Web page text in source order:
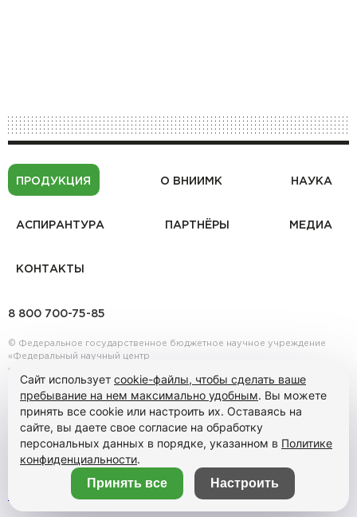
ПРОДУКЦИЯ О ВНИИМК НАУКА
АСПИРАНТУРА ПАРТНЁРЫ МЕДИА
КОНТАКТЫ
8 800 700-75-85
© Федеральное государственное бюджетное научное учреждение
«Федеральный научный центр
«Всероссийский научно-исследовательский институт масличных
культур имени В.С. Пустовойта», все права защищены, 2026 г.
В соответствии с Распоряжением Правительства Российской
Федерации от 30.06.2022 г. № 1777-р ФГБНУ ФНЦ ВНИИМК передано
в ведение Минсельхоза России, согласно приложению
№ 2 вышеуказанного Распоряжения.
Информация на сайте носит ознакомительный характер и не является
публичной офертой, определяемой положениями статьи 437
Гражданского кодекса РФ
Политика конфиденциальностиПолитика использования Cookies
Разработка сайта
Сайт использует cookie-файлы, чтобы сделать ваше
пребывание на нем максимально удобным. Вы можете
принять все cookie или настроить их. Оставаясь на
сайте, вы даете свое согласие на обработку
персональных данных в порядке, указанном в Политике
конфиденциальности.
Принять все
Настроить